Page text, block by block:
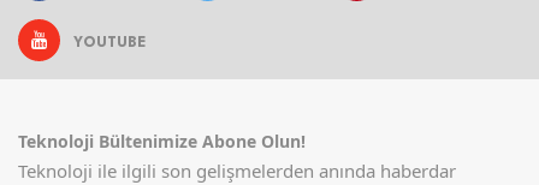
YOUTUBE
Teknoloji Bültenimize Abone Olun!
Teknoloji ile ilgili son gelişmelerden anında haberdar